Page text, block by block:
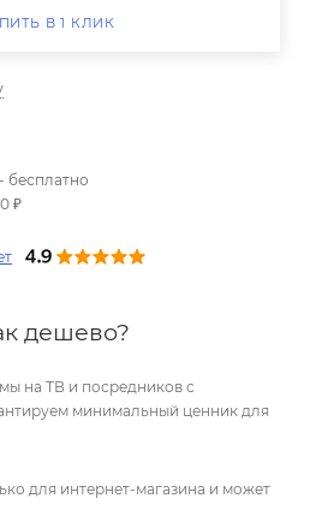
В 1 КЛИК
бесплатно
₽
дешево?
на ТВ и посредников с
минимальный ценник для
для интернет-магазина и может